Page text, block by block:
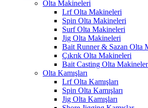
Olta Makineleri
Lrf Olta Makineleri
Spin Olta Makineleri
Surf Olta Makineleri
Jig Olta Makineleri
Bait Runner & Sazan Olta
Çıkrık Olta Makineleri
Bait Casting Olta
Olta Kamışları
Lrf Olta Kamışları
Spin Olta Kamışları
Jig Olta Kamışları